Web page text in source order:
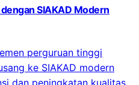
SIAKAD Modern
perguruan tinggi
ke SIAKAD modern